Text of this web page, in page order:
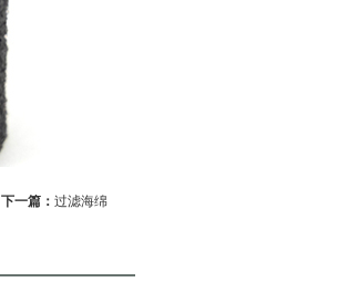
下一篇： 过滤海绵